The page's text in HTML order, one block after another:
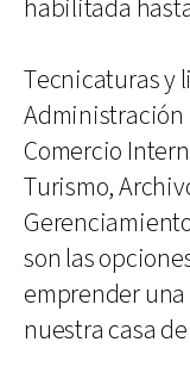
habilitada
Tecnicaturas y
Administración
Comercio
Turismo,
son las
emprender
nuestra casa